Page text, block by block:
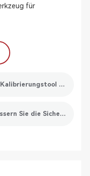
für
upper： So wählen Sie ein ADAS-Kalibrierungstool aus
lower： TPMS-Anlerntool: Verbessern Sie die Sicherheit und Leistung Ihres Fahrzeugs